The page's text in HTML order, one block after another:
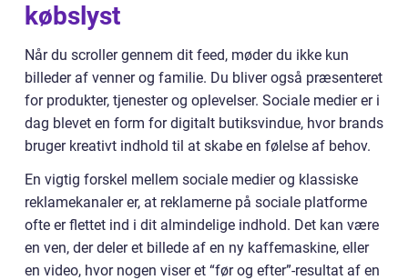
købslyst
Når du scroller gennem dit feed, møder du ikke kun
billeder af venner og familie. Du bliver også præsenteret
for produkter, tjenester og oplevelser. Sociale medier er i
dag blevet en form for digitalt butiksvindue, hvor brands
bruger kreativt indhold til at skabe en følelse af behov.
En vigtig forskel mellem sociale medier og klassiske
reklamekanaler er, at reklamerne på sociale platforme
ofte er flettet ind i dit almindelige indhold. Det kan være
en ven, der deler et billede af en ny kaffemaskine, eller
en video, hvor nogen viser et “før og efter”-resultat af en